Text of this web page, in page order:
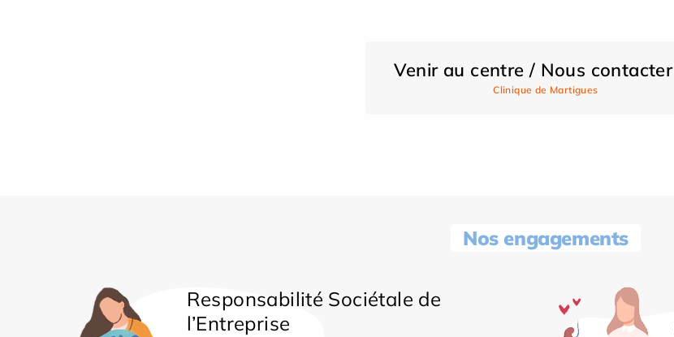
Venir au centre / Nous contacter
Clinique de Martigues
Nos engagements
Responsabilité Sociétale de
l’Entreprise